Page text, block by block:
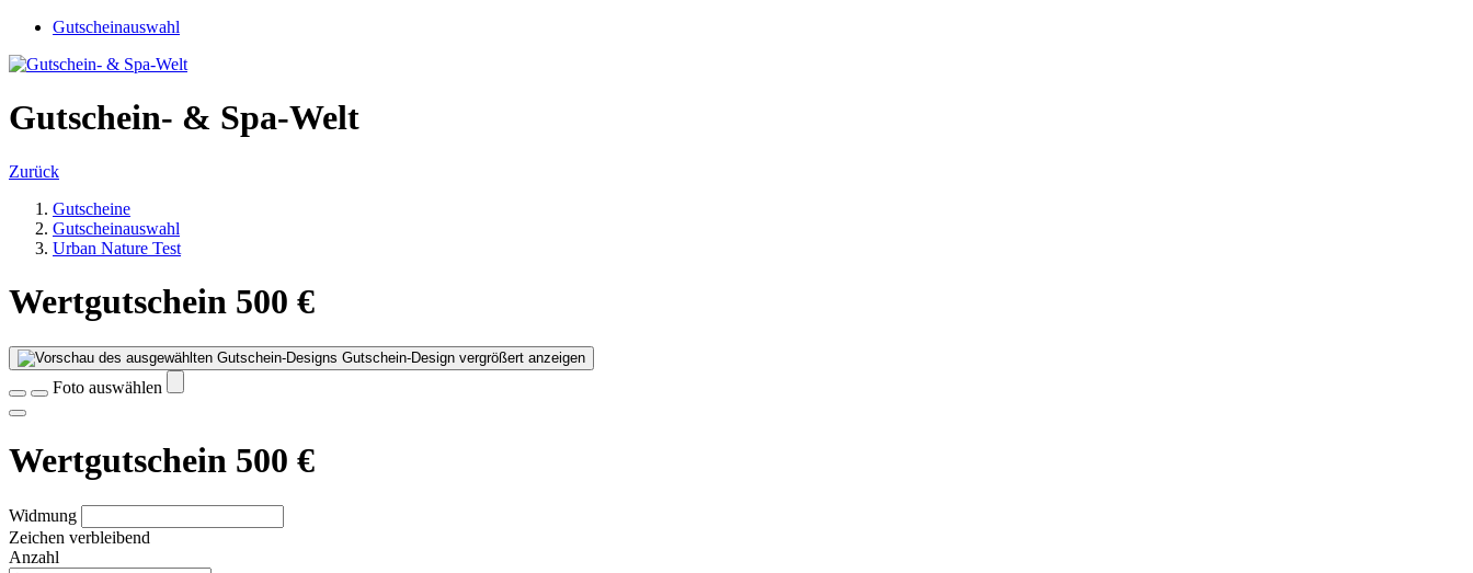
Gutscheinauswahl
Gutschein- & Spa-Welt
Zurück
Gutscheine
Gutscheinauswahl
Urban Nature Test
Wertgutschein 500 €
Gutschein-Design vergrößert anzeigen
Foto auswählen
Wertgutschein 500 €
Widmung
Zeichen verbleibend
Anzahl